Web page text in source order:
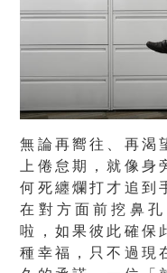
無論再嚮往、再渴
上倦怠期，就像
何死纏爛打才追到
在對方面前挖鼻
啦，如果彼此確保
種幸福，只不過現